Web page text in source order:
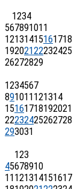
1234
567891011
12131415161718
19202122232425
26272829
1234567
891011 121314
15161718192021
22232425262728
293031
123
45678910
11 121314151617